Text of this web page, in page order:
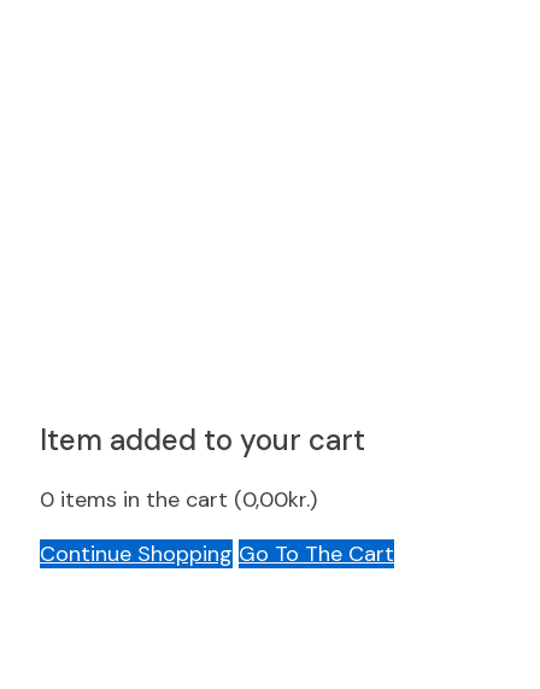
Item added to your cart
0 items in the cart (0,00kr.)
Continue Shopping Go To The Cart